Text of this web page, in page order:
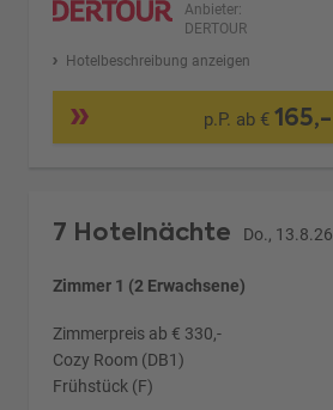
Anbieter:
DERTOUR
Hotelbeschreibung anzeigen
p.P. ab €165,-
7 Hotelnächte Do., 13.8.26
Zimmer 1 (2 Erwachsene)
Zimmerpreis ab € 330,-
Cozy Room (DB1)
Frühstück (F)